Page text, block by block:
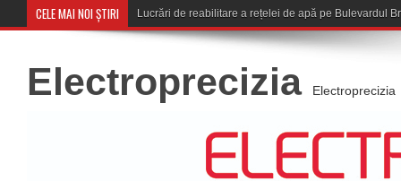
CELE MAI NOI ȘTIRI Corona Brașov se califi
Electroprecizia Electroprecizia